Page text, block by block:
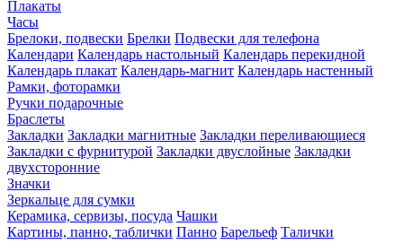
Плакаты
Часы
Брелоки, подвески Брелки Подвески для телефона
Календари Календарь настольный Календарь перекидной
Календарь плакат Календарь-магнит Календарь настенный
Рамки, фоторамки
Ручки подарочные
Браслеты
Закладки Закладки магнитные Закладки переливающиеся
Закладки с фурнитурой Закладки двуслойные Закладки
двухсторонние
Значки
Зеркальце для сумки
Керамика, сервизы, посуда Чашки
Картины, панно, таблички Панно Барельеф Талички